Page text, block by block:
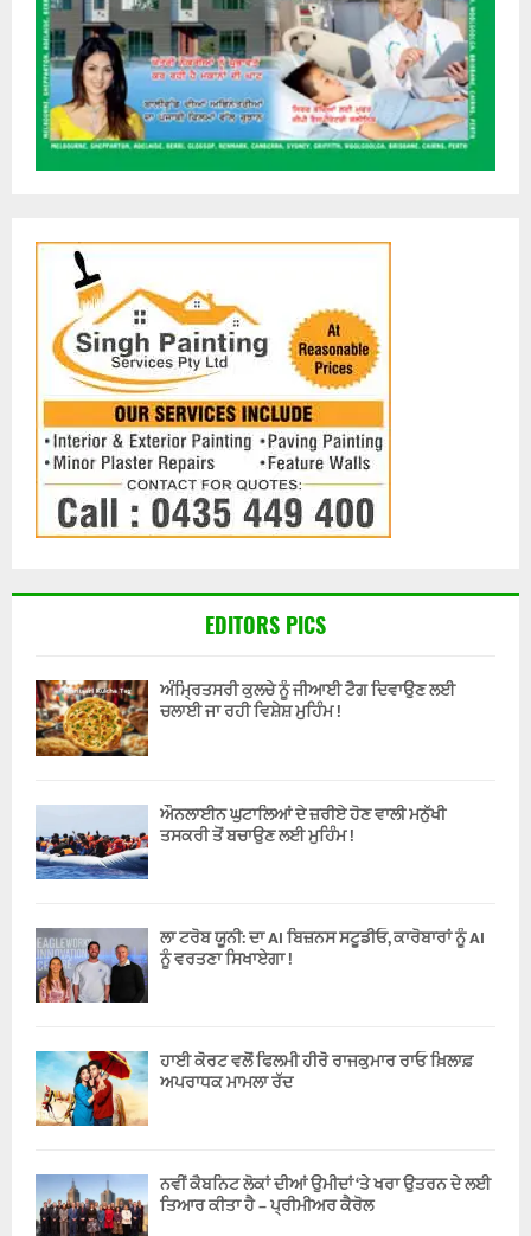
EDITORS PICS
ਅੰਮ੍ਰਿਤਸਰੀ ਕੁਲਚੇ ਨੂੰ ਜੀਆਈ ਟੈਗ ਦਿਵਾਉਣ ਲਈ
ਚਲਾਈ ਜਾ ਰਹੀ ਵਿਸ਼ੇਸ਼ ਮੁਹਿੰਮ !
ਔਨਲਾਈਨ ਘੁਟਾਲਿਆਂ ਦੇ ਜ਼ਰੀਏ ਹੋਣ ਵਾਲੀ ਮਨੁੱਖੀ
ਤਸਕਰੀ ਤੋਂ ਬਚਾਉਣ ਲਈ ਮੁਹਿੰਮ !
ਲਾ ਟਰੋਬ ਯੂਨੀ: ਦਾ AI ਬਿਜ਼ਨਸ ਸਟੂਡੀਓ, ਕਾਰੋਬਾਰਾਂ ਨੂੰ AI
ਨੂੰ ਵਰਤਣਾ ਸਿਖਾਏਗਾ !
ਹਾਈ ਕੋਰਟ ਵਲੋਂ ਫਿਲਮੀ ਹੀਰੋ ਰਾਜਕੁਮਾਰ ਰਾਓ ਖ਼ਿਲਾਫ਼
ਅਪਰਾਧਕ ਮਾਮਲਾ ਰੱਦ
ਨਵੀਂ ਕੈਬਨਿਟ ਲੋਕਾਂ ਦੀਆਂ ਉਮੀਦਾਂ ‘ਤੇ ਖਰਾ ਉਤਰਨ ਦੇ ਲਈ
ਤਿਆਰ ਕੀਤਾ ਹੈ – ਪ੍ਰੀਮੀਅਰ ਕੈਰੋਲ